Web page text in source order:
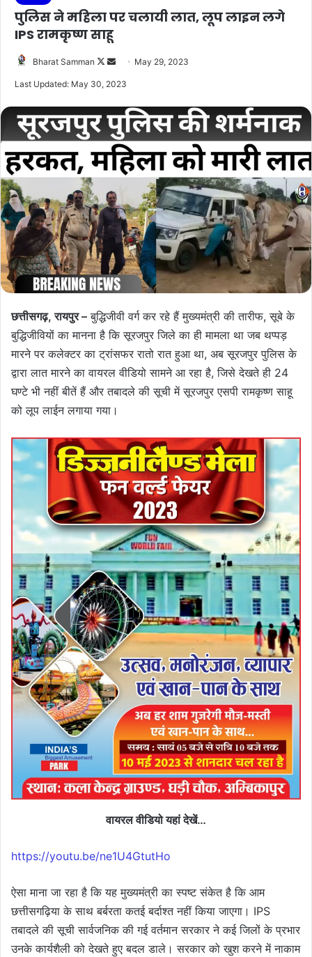
पुलिस ने महिला पर चलायी लात, लूप लाइन लगे
IPS रामकृष्ण साहू
Bharat Samman
Follow
Send May 29, 2023
Last Updated: May 30, 2023
छत्तीसगढ़, रायपुर – बुद्धिजीवी वर्ग कर रहे हैं मुख्यमंत्री की तारीफ, सूबे के
बुद्धिजीवियों का मानना है कि सूरजपुर जिले का ही मामला था जब थप्पड़
मारने पर कलेक्टर का ट्रांसफर रातो रात हुआ था, अब सूरजपुर पुलिस के
द्वारा लात मारने का वायरल वीडियो सामने आ रहा है, जिसे देखते ही 24
घण्टे भी नहीं बीतें हैं और तबादले की सूची में सूरजपुर एसपी रामकृष्ण साहू
को लूप लाईन लगाया गया।
वायरल वीडियो यहां देखें…
https://youtu.be/ne1U4GtutHo
ऐसा माना जा रहा है कि यह मुख्यमंत्री का स्पष्ट संकेत है कि आम
छत्तीसगढ़िया के साथ बर्बरता कतई बर्दाश्त नहीं किया जाएगा। IPS
तबादले की सूची सार्वजनिक की गई वर्तमान सरकार ने कई जिलों के प्रभार
उनके कार्यशैली को देखते हुए बदल डाले। सरकार को खुश करने में नाकाम